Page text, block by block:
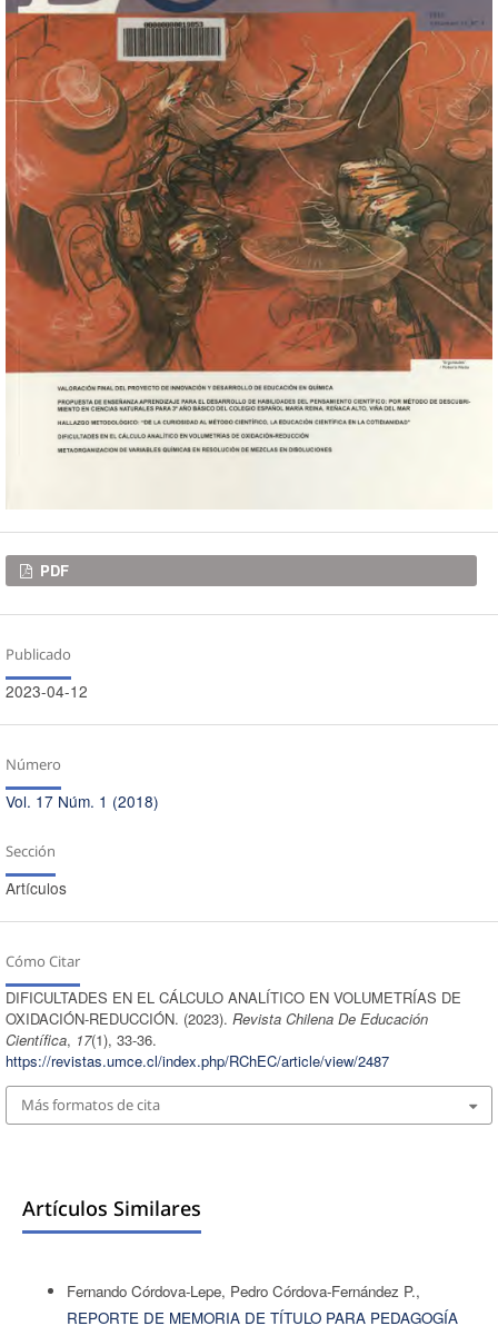
Descargas
PDF
Publicado
2023-04-12
Número
Vol. 17 Núm. 1 (2018)
Sección
Artículos
Cómo Citar
DIFICULTADES EN EL CÁLCULO ANALÍTICO EN VOLUMETRÍAS DE
OXIDACIÓN-REDUCCIÓN. (2023). Revista Chilena De Educación
Científica, 17(1), 33-36.
https://revistas.umce.cl/index.php/RChEC/article/view/2487
Más formatos de cita
Artículos Similares
Fernando Córdova-Lepe, Pedro Córdova-Fernández P.,
REPORTE DE MEMORIA DE TÍTULO PARA PEDAGOGÍA